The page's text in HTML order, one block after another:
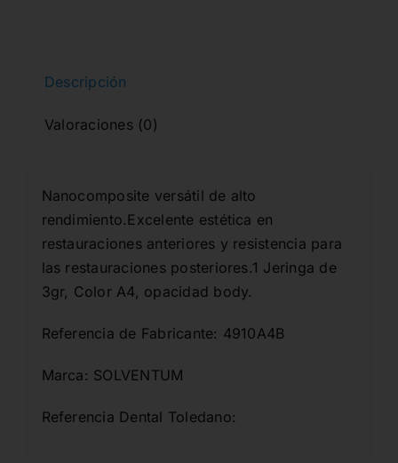
Descripción
Valoraciones (0)
Nanocomposite versátil de alto
rendimiento.Excelente estética en
restauraciones anteriores y resistencia para
las restauraciones posteriores.1 Jeringa de
3gr, Color A4, opacidad body.
Referencia de Fabricante: 4910A4B
Marca: SOLVENTUM
Referencia Dental Toledano: